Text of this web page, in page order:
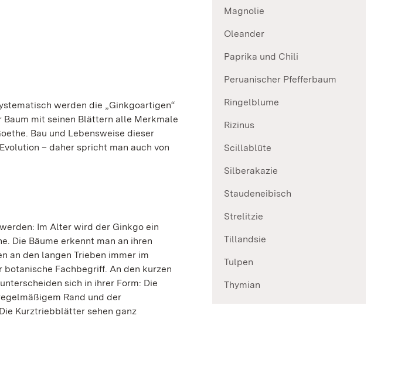
werden die „Ginkgoartigen“
mit seinen Blättern alle Merkmale
Bau und Lebensweise dieser
– daher spricht man auch von
Im Alter wird der Ginkgo ein
Die Bäume erkennt man an ihren
an den langen Trieben immer im
Fachbegriff. An den kurzen
sich in ihrer Form: Die
Rand und der
Kurztriebblätter sehen ganz
Magnolie
Oleander
Paprika und Chili
Peruanischer Pfefferbaum
Ringelblume
Rizinus
Scillablüte
Silberakazie
Staudeneibisch
Strelitzie
Tillandsie
Tulpen
Thymian